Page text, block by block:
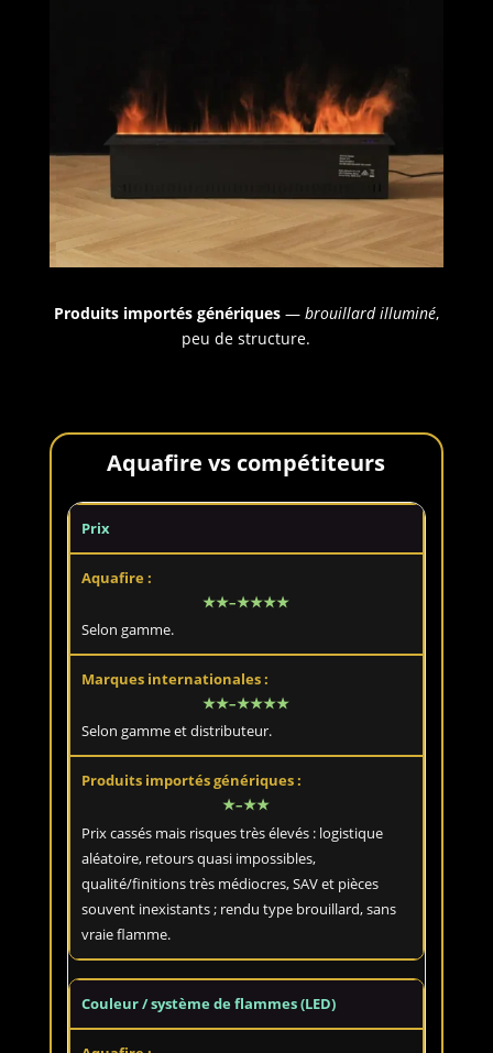
Produits importés génériques— brouillard illuminé,
peu de structure.
Aquafire vs compétiteurs
Prix
★★–★★★★
Selon gamme.
★★–★★★★
Selon gamme et distributeur.
★–★★
Prix cassés mais risques très élevés : logistique
aléatoire, retours quasi impossibles,
qualité/finitions très médiocres, SAV et pièces
souvent inexistants ; rendu type brouillard, sans
vraie flamme.
Couleur / système de flammes (LED)